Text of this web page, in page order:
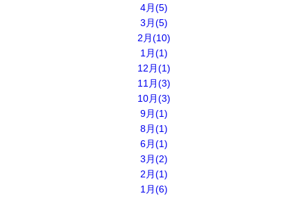
4月(5)
3月(5)
2月(10)
1月(1)
12月(1)
11月(3)
10月(3)
9月(1)
8月(1)
6月(1)
3月(2)
2月(1)
1月(6)